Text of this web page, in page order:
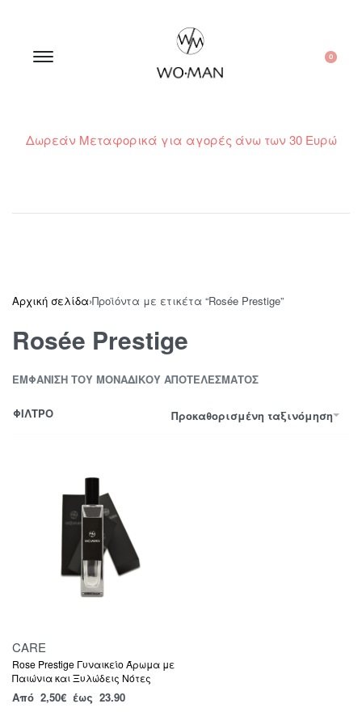
0
Δωρεάν Μεταφορικά για αγορές άνω των 30 Ευρώ
Αρχική σελίδα›Προϊόντα με ετικέτα “Rosée Prestige”
Rosée Prestige
ΕΜΦΆΝΙΣΗ ΤΟΥ ΜΟΝΑΔΙΚΟΎ ΑΠΟΤΕΛΈΣΜΑΤΟΣ
Προκαθορισμένη ταξινόμηση
ΦΙΛΤΡΟ
CARE
Rose Prestige Γυναικείο Άρωμα με
Παιώνια και Ξυλώδεις Νότες
Από 2,50€ έως 23.90